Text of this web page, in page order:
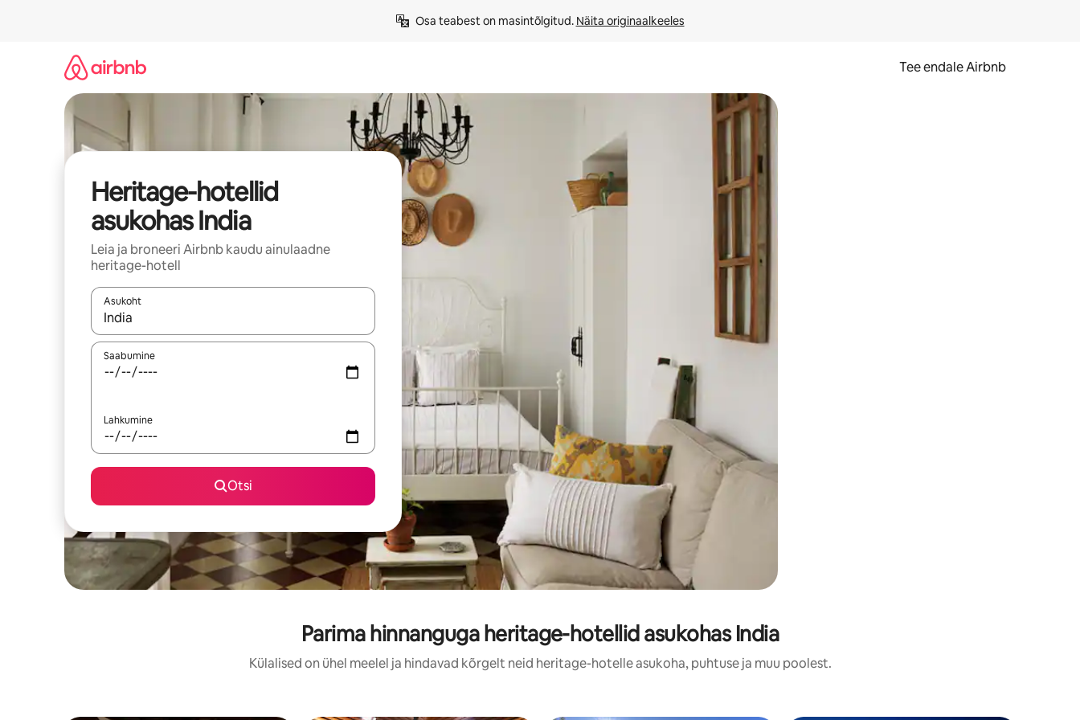
Osa teabest on masintõlgitud. Näita originaalkeeles
Tee endale Airbnb
Heritage-hotellid
asukohas India
Leia ja broneeri Airbnb kaudu ainulaadne
heritage-hotell
Asukoht
Kui tulemused on kuvatud, liigu ekraanil nooleklahvidega või puuduta või tõmba mööda ekraani.
Saabumine
Lahkumine
Otsi
Parima hinnanguga heritage-hotellid asukohas India
Külalised on ühel meelel ja hindavad kõrgelt neid heritage-hotelle asukoha, puhtuse ja muu poolest.